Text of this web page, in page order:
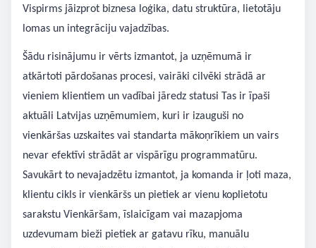
Vispirms jāizprot biznesa loģika, datu struktūra, lietotāju
lomas un integrāciju vajadzības.
Šādu risinājumu ir vērts izmantot, ja uzņēmumā ir
atkārtoti pārdošanas procesi, vairāki cilvēki strādā ar
vieniem klientiem un vadībai jāredz statusi Tas ir īpaši
aktuāli Latvijas uzņēmumiem, kuri ir izauguši no
vienkāršas uzskaites vai standarta mākoņrīkiem un vairs
nevar efektīvi strādāt ar vispārīgu programmatūru.
Savukārt to nevajadzētu izmantot, ja komanda ir ļoti maza,
klientu cikls ir vienkāršs un pietiek ar vienu koplietotu
sarakstu Vienkāršam, īslaicīgam vai mazapjoma
uzdevumam bieži pietiek ar gatavu rīku, manuālu